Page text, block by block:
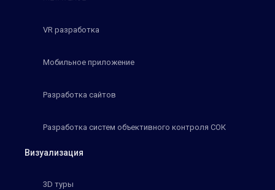
VR разработка
Мобильное приложение
Разработка сайтов
Разработка систем объективного контроля СОК
Визуализация
3D туры